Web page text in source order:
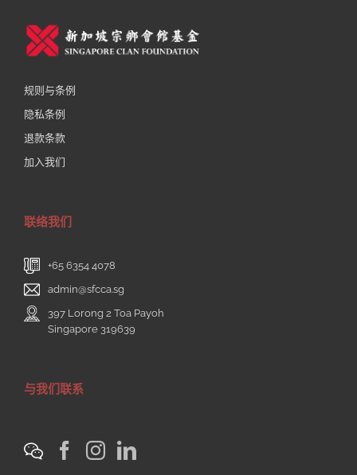
规则与条例
隐私条例
退款条款
加入我们
联络我们
+65 6354 4078
admin@sfcca.sg
397 Lorong 2 Toa Payoh
Singapore 319639
与我们联系